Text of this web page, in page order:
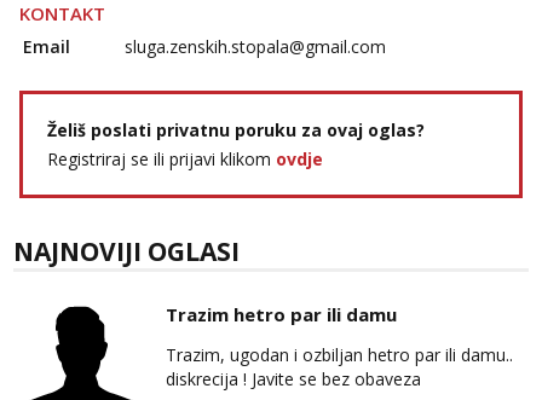
KONTAKT
Email sluga.zenskih.stopala@gmail.com
Želiš poslati privatnu poruku za ovaj oglas?
Registriraj se ili prijavi klikom ovdje
NAJNOVIJI OGLASI
Trazim hetro par ili damu
Trazim, ugodan i ozbiljan hetro par ili damu..
diskrecija ! Javite se bez obaveza